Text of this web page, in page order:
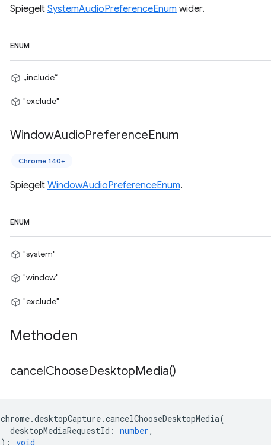
Spiegelt SystemAudioPreferenceEnum wider.
ENUM
„include“
"exclude"
WindowAudioPreferenceEnum
Chrome 140+
Spiegelt WindowAudioPreferenceEnum.
ENUM
"system"
"window"
"exclude"
Methoden
cancelChooseDesktopMedia()
chrome.desktopCapture.cancelChooseDesktopMedia(
desktopMediaRequestId : number,
) : void